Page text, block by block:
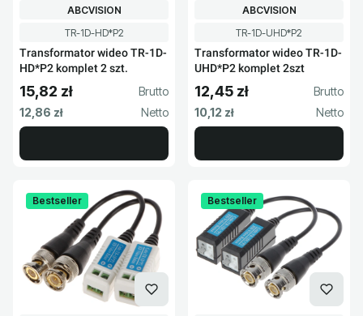
Kod produktu
TR-1D-HD*P2
Transformator wideo TR-1D-
HD*P2 komplet 2 szt.
PRODUCENT
ABCVISION
Cena brutto
15,82 zł
Cena netto
12,86 zł
Kod produktu
TR-1D-UHD*P2
Transformator wideo TR-1D-
UHD*P2 komplet 2szt
PRODUCENT
ABCVISION
Cena brutto
12,45 zł
Cena netto
10,12 zł
Bestseller Bestseller